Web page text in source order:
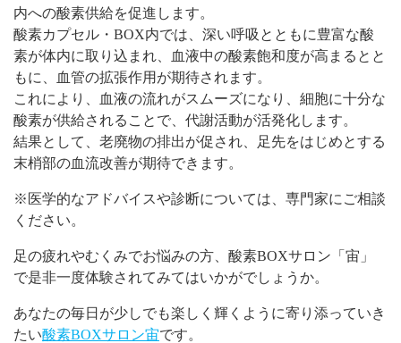
内への酸素供給を促進します。
酸素カプセル・BOX内では、深い呼吸とともに豊富な酸
素が体内に取り込まれ、血液中の酸素飽和度が高まるとと
もに、血管の拡張作用が期待されます。
これにより、血液の流れがスムーズになり、細胞に十分な
酸素が供給されることで、代謝活動が活発化します。
結果として、老廃物の排出が促され、足先をはじめとする
末梢部の血流改善が期待できます。
※医学的なアドバイスや診断については、専門家にご相談
ください。
足の疲れやむくみでお悩みの方、酸素BOXサロン「宙」
で是非一度体験されてみてはいかがでしょうか。
あなたの毎日が少しでも楽しく輝くように寄り添っていき
たい酸素BOXサロン宙です。